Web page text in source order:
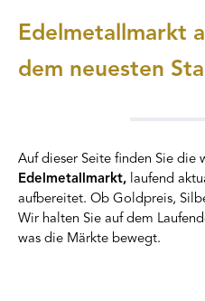
Edelmetallmarkt
dem neuesten
Auf dieser Seite finden Sie die
Edelmetallmarkt, laufend
aufbereitet. Ob Goldpreis,
Wir halten Sie auf dem
was die Märkte bewegt.